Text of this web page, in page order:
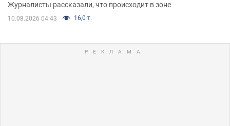
Журналисты рассказали, что происходит в зоне
10.08.2026 04:43 16,0 т.